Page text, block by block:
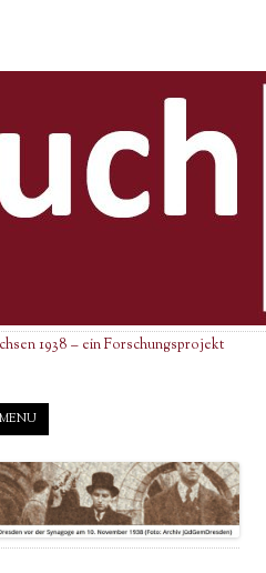
1938 – ein Forschungsprojekt
MENU